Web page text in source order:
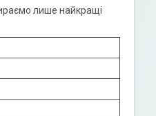
лише найкращі